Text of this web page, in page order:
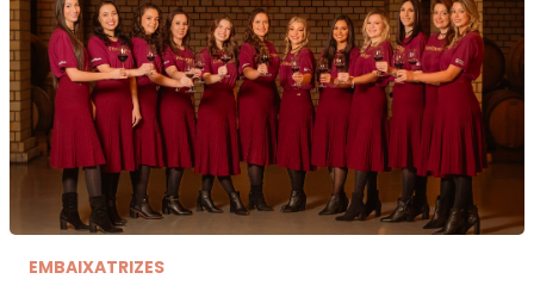
EMBAIXATRIZES